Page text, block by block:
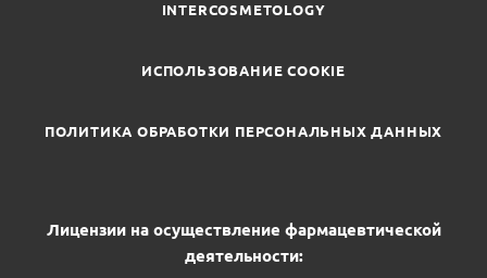
INTERCOSMETOLOGY
ИСПОЛЬЗОВАНИЕ COOKIE
ПОЛИТИКА ОБРАБОТКИ ПЕРСОНАЛЬНЫХ ДАННЫХ
Лицензии на осуществление фармацевтической
деятельности: